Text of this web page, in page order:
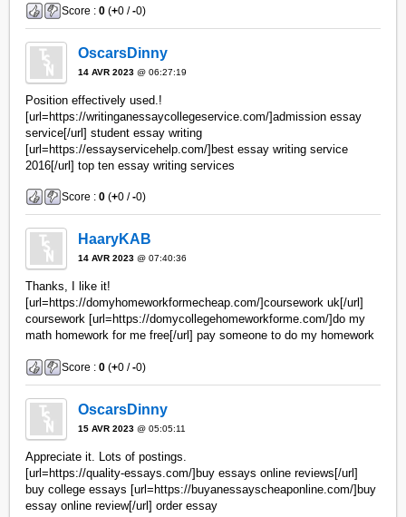
Score :0 (+0 /-0)
OscarsDinny
14 AVR 2023 @ 06:27:19
Position effectively used.!
[url=https://writinganessaycollegeservice.com/]admission essay
service[/url] student essay writing
[url=https://essayservicehelp.com/]best essay writing service
2016[/url] top ten essay writing services
Score :0 (+0 /-0)
HaaryKAB
14 AVR 2023 @ 07:40:36
Thanks, I like it!
[url=https://domyhomeworkformecheap.com/]coursework uk[/url]
coursework [url=https://domycollegehomeworkforme.com/]do my
math homework for me free[/url] pay someone to do my homework
Score :0 (+0 /-0)
OscarsDinny
15 AVR 2023 @ 05:05:11
Appreciate it. Lots of postings.
[url=https://quality-essays.com/]buy essays online reviews[/url]
buy college essays [url=https://buyanessayscheaponline.com/]buy
essay online review[/url] order essay